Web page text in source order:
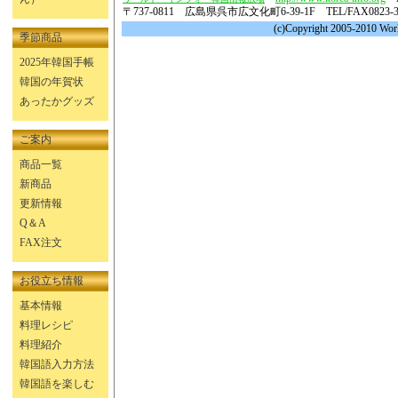
季節商品
2025年韓国手帳
韓国の年賀状
あったかグッズ
ご案内
商品一覧
新商品
更新情報
Q＆A
FAX注文
お役立ち情報
基本情報
料理レシピ
料理紹介
韓国語入力方法
韓国語を楽しむ
〒737-0811 広島県呉市広文化町6-39-1F TEL/FAX0823-
(c)Copyright 2005-2010